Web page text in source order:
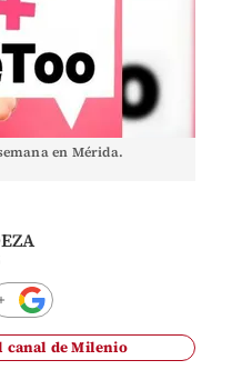
en Mérida.
canal de Milenio